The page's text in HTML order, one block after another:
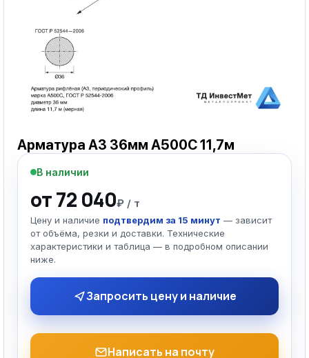
Арматура А3 36мм А500С 11,7м
В наличии
от 72 040₽ / т
Цену и наличие подтвердим за 15 минут — зависит
от объёма, резки и доставки. Технические
характеристики и таблица — в подробном описании
ниже.
Запросить цену и наличие
Написать на почту